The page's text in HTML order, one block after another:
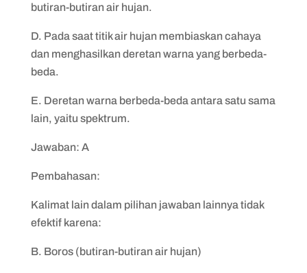
butiran-butiran air hujan.
D. Pada saat titik air hujan membiaskan cahaya
dan menghasilkan deretan warna yang berbeda-
beda.
E. Deretan warna berbeda-beda antara satu sama
lain, yaitu spektrum.
Jawaban: A
Pembahasan:
Kalimat lain dalam pilihan jawaban lainnya tidak
efektif karena:
B. Boros (butiran-butiran air hujan)